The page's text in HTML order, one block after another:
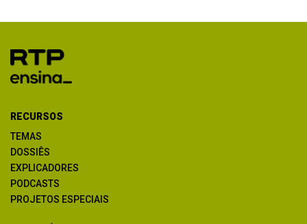
RECURSOS
TEMAS
DOSSIÊS
EXPLICADORES
PODCASTS
PROJETOS ESPECIAIS